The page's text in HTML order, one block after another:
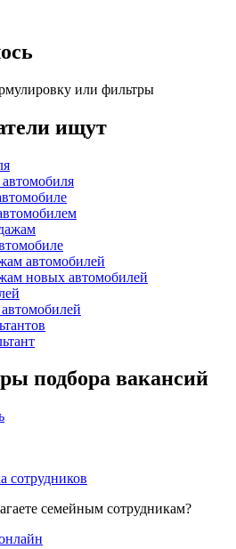
или фильтры
ищут
автомобиля
автомобилей
новых автомобилей
подбора вакансий
сотрудников
семейным сотрудникам?